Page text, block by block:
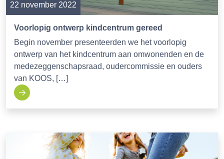
22 november 2022
Voorlopig ontwerp kindcentrum gereed
Begin november presenteerden we het voorlopig
ontwerp van het kindcentrum aan omwonenden en de
medezeggenschapsraad, oudercommissie en ouders
van KOOS, […]